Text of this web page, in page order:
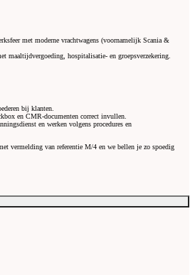
met moderne vrachtwagens (voornamelijk Scania &
maaltijdvergoeding, hospitalisatie- en groepsverzekering.
bij klanten.
en CMR-documenten correct invullen.
en werken volgens procedures en
vermelding van referentie M/4 en we bellen je zo spoedig